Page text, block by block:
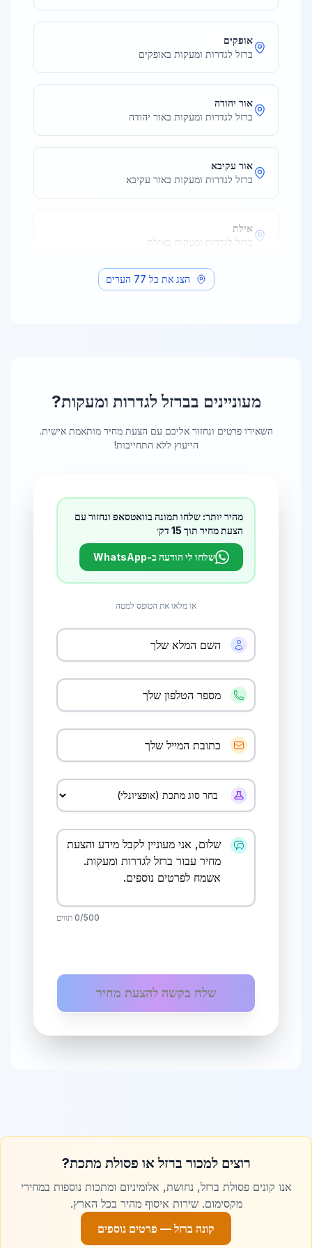
אופקים
ברזל לגדרות ומעקות באופקים
אור יהודה
ברזל לגדרות ומעקות באור יהודה
אור עקיבא
ברזל לגדרות ומעקות באור עקיבא
אילת
ברזל לגדרות ומעקות באילת
ברזל לגדרות ומעקותבאשדוד
באר שבע
ברזל לגדרות ומעקותבבאר שבע
ברזל לגדרות ומעקותבבית שמש
ביתר עילית
ברזל לגדרות ומעקותב ביתר עילית
בני ברק
ברזל לגדרות ומעקות
בני עיש
ברזל לגדרות ומעקות
בבני עיש
גבעת שמואל
ברזל לגדרות ומעקותבגבעת שמואל
גן יבנה
ברזל לגדרות ומעקותב גן יבנה
ברזל לגדרות ומעקותבדימונה
הצג את כל 77 הערים
מעוניינים בברזל לגדרות ומעקות?
השאירו פרטים ונחזור אליכם עם הצעת מחיר מותאמת אישית.
הייעוץ ללא התחייבות!
מהיר יותר: שלחו תמונה בוואטסאפ ונחזור עם
הצעת מחיר תוך 15 דק׳
שלחו לי הודעה ב-WhatsApp
או מלאו את הטופס למטה
0/500 תווים
שלח בקשה להצעת מחיר
רוצים למכור ברזל או פסולת מתכת?
אנו קונים פסולת ברזל, נחושת, אלומיניום ומתכות נוספות במחירי
מקסימום. שירות איסוף מהיר בכל הארץ.
קונה ברזל — פרטים נוספים